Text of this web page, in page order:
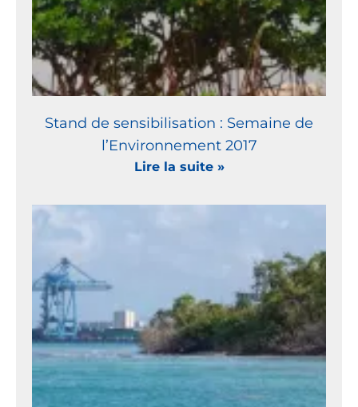
Stand de sensibilisation : Semaine de
l’Environnement 2017
Lire la suite »